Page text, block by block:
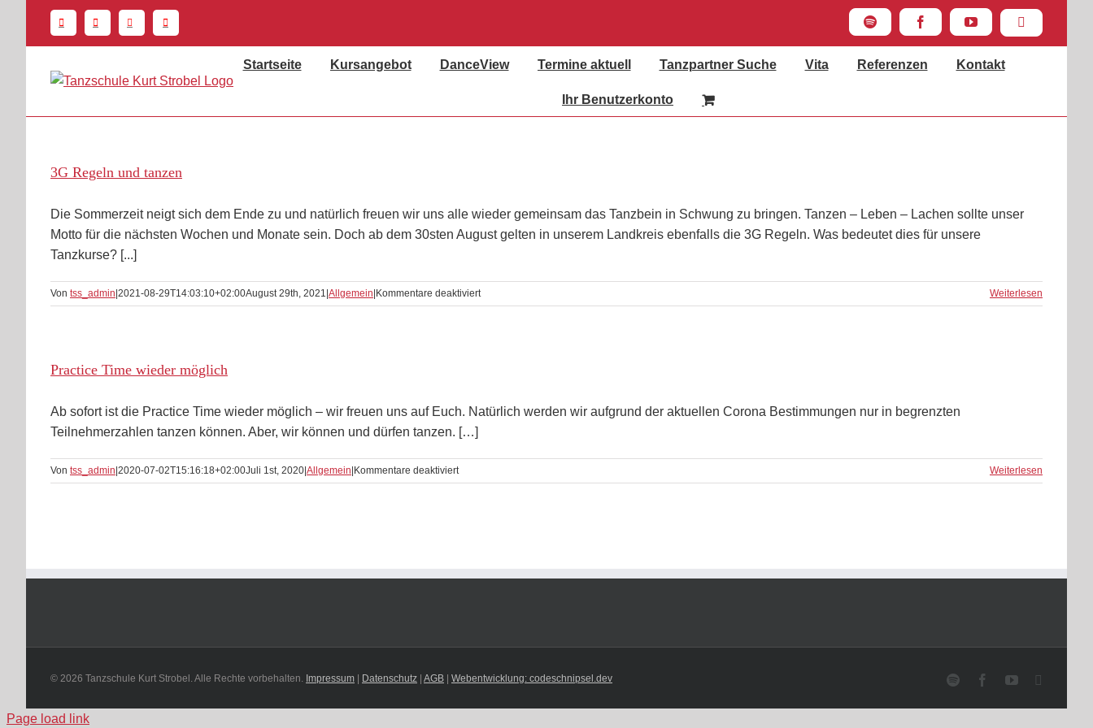
springen
Spotify FacebookYouTube Instagram
Startseite Kursangebot DanceView Termine aktuell Tanzpartner Suche Vita Referenzen Kontakt
Ihr Benutzerkonto
3G Regeln und tanzen
Die Sommerzeit neigt sich dem Ende zu und natürlich freuen wir uns alle wieder gemeinsam das Tanzbein in Schwung zu bringen. Tanzen – Leben – Lachen sollte unser
Motto für die nächsten Wochen und Monate sein. Doch ab dem 30sten August gelten in unserem Landkreis ebenfalls die 3G Regeln. Was bedeutet dies für unsere
Tanzkurse? [...]
Von tss_admin 2021-08-29T14:03:10+02:00August 29th, 2021 Allgemein Kommentare deaktiviertfür
3G
Weiterlesen
Practice Time wieder möglich
Ab sofort ist die Practice Time wieder möglich – wir freuen uns auf Euch. Natürlich werden wir aufgrund der aktuellen Corona Bestimmungen nur in begrenzten
Teilnehmerzahlen tanzen können. Aber, wir können und dürfen tanzen. […]
Von tss_admin 2020-07-02T15:16:18+02:00Juli 1st, 2020 Allgemein Kommentare deaktiviertfür
Practice
Weiterlesen
© 2026 Tanzschule Kurt Strobel. Alle Rechte vorbehalten. Impressum Datenschutz AGB Webentwicklung: codeschnipsel.dev Spotify FacebookYouTube
Page load link